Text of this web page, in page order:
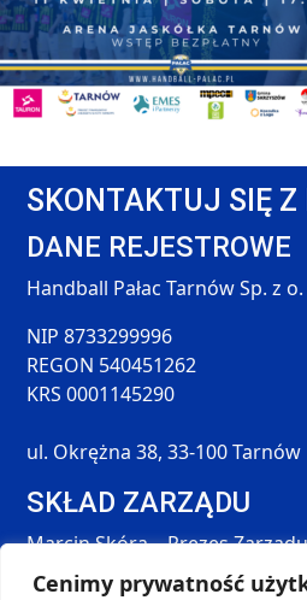
Cenimy prywatność
SKONTAKTUJ SIĘ Z
DANE REJESTROWE
Handball Pałac Tarnów Sp. z
NIP 8733299996
REGON 540451262
KRS 0001145290
ul. Okrężna 38, 33-100 Tarnów
SKŁAD ZARZĄDU
Marcin Skóra – Prezes
Maciej Hołda – Członek Zarządu